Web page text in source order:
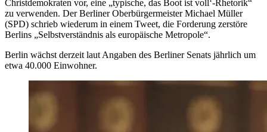
Christdemokraten vor, eine „typische, das Boot ist voll‘-Rhetorik“
zu verwenden. Der Berliner Oberbürgermeister Michael Müller
(SPD) schrieb wiederum in einem Tweet, die Forderung zerstöre
Berlins „Selbstverständnis als europäische Metropole“.
Berlin wächst derzeit laut Angaben des Berliner Senats jährlich um
etwa 40.000 Einwohner.